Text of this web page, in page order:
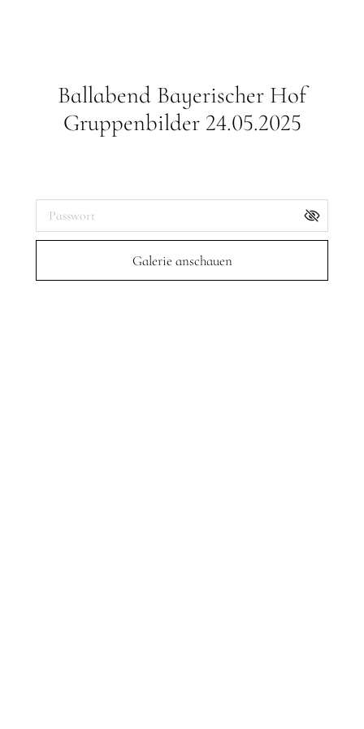
Ballabend Bayerischer Hof
Gruppenbilder 24.05.2025
Galerie anschauen